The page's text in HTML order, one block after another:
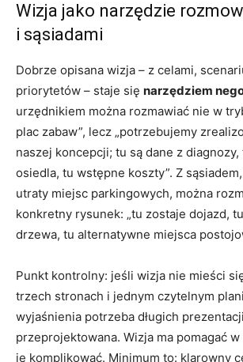
Wizja jako narzędzie
i sąsiadami
Dobrze opisana wizja – z celami,
priorytetów – staje się narzędziem
urzędnikiem można rozmawiać nie w
plac zabaw”, lecz „potrzebujemy
naszej koncepcji; tu są dane z
osiedla, tu wstępne koszty”. Z
utraty miejsc parkingowych, można
konkretny rysunek: „tu zostaje dojazd,
drzewa, tu alternatywne miejsca
Punkt kontrolny: jeśli wizja nie mieści
trzech stronach i jednym czytelnym
wyjaśnienia potrzeba długich
przeprojektowana. Wizja ma pomagać
je komplikować. Minimum to: klarowny